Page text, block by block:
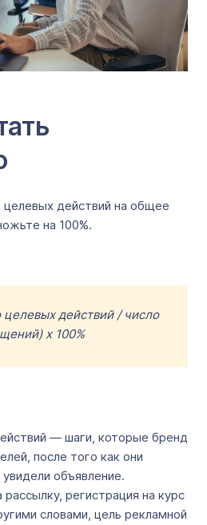
целевых действий на общее
на 100%.
целевых действий / число
x 100%
— шаги, которые бренд
после того как они
объявление.
регистрация на курс
словами, цель рекламной